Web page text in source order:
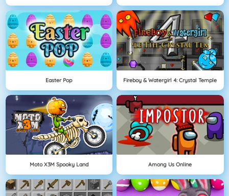
Easter Pop Fireboy & Watergirl 4: Crystal Temple
Moto X3M Spooky Land Among Us Online